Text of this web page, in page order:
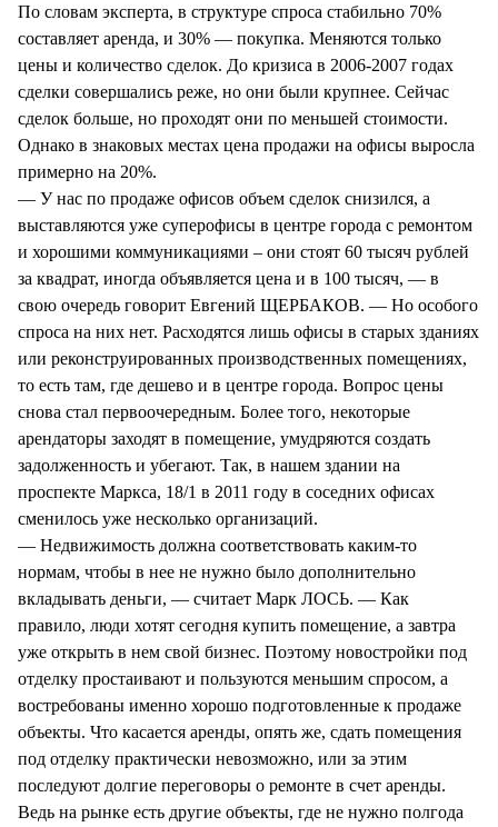
По словам эксперта, в структуре спроса стабильно 70%
составляет аренда, и 30% — покупка. Меняются только
цены и количество сделок. До кризиса в 2006-2007 годах
сделки совершались реже, но они были крупнее. Сейчас
сделок больше, но проходят они по меньшей стоимости.
Однако в знаковых местах цена продажи на офисы выросла
примерно на 20%.
— У нас по продаже офисов объем сделок снизился, а
выставляются уже суперофисы в центре города с ремонтом
и хорошими коммуникациями – они стоят 60 тысяч рублей
за квадрат, иногда объявляется цена и в 100 тысяч, — в
свою очередь говорит Евгений ЩЕРБАКОВ. — Но особого
спроса на них нет. Расходятся лишь офисы в старых зданиях
или реконструированных производственных помещениях,
то есть там, где дешево и в центре города. Вопрос цены
снова стал первоочередным. Более того, некоторые
арендаторы заходят в помещение, умудряются создать
задолженность и убегают. Так, в нашем здании на
проспекте Маркса, 18/1 в 2011 году в соседних офисах
сменилось уже несколько организаций.
— Недвижимость должна соответствовать каким-то
нормам, чтобы в нее не нужно было дополнительно
вкладывать деньги, — считает Марк ЛОСЬ. — Как
правило, люди хотят сегодня купить помещение, а завтра
уже открыть в нем свой бизнес. Поэтому новостройки под
отделку простаивают и пользуются меньшим спросом, а
востребованы именно хорошо подготовленные к продаже
объекты. Что касается аренды, опять же, сдать помещения
под отделку практически невозможно, или за этим
последуют долгие переговоры о ремонте в счет аренды.
Ведь на рынке есть другие объекты, где не нужно полгода